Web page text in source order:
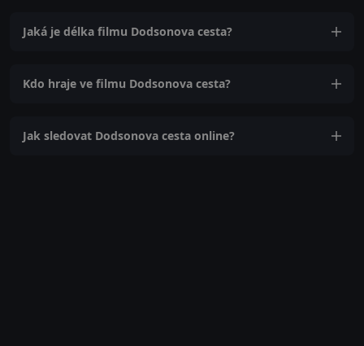
Jaká je délka filmu Dodsonova cesta?
Kdo hraje ve filmu Dodsonova cesta?
Jak sledovat Dodsonova cesta online?